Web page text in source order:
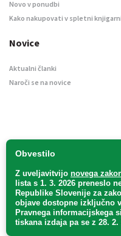
Obvestilo
Z uveljavitvijo novega
lista s 1. 3. 2026 preneslo
Republike Slovenije za
objave dostopne izključno
Pravnega informacijskega
tiskana izdaja pa se z 28. 2.
Novo v ponudbi
Kako nakupovati v spletni knjigarni
Novice
Aktualni članki
Naroči se na novice
Uradni list d. o. o. – v likvidaciji /